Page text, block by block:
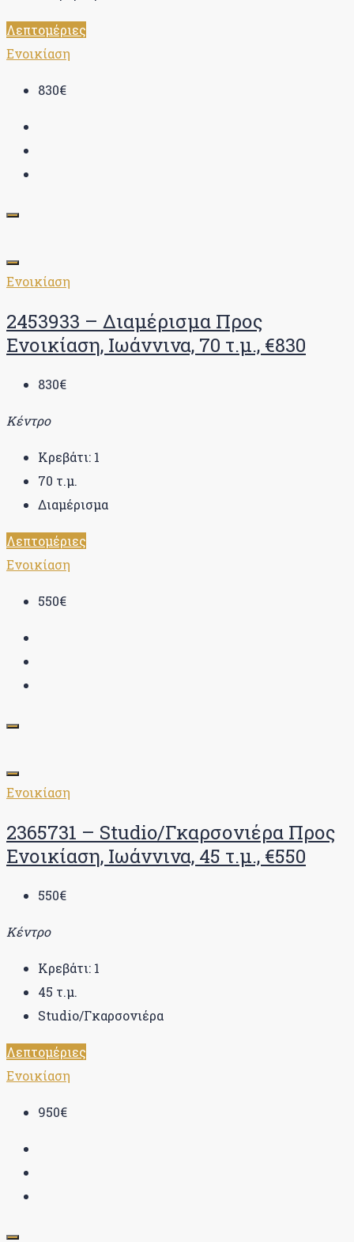
Λεπτομέριες
Ενοικίαση
830€
Ενοικίαση
2453933 – Διαμέρισμα Προς
Ενοικίαση, Ιωάννινα, 70 τ.μ., €830
830€
Κέντρο
Κρεβάτι: 1
70 τ.μ.
Διαμέρισμα
Λεπτομέριες
Ενοικίαση
550€
Ενοικίαση
2365731 – Studio/Γκαρσονιέρα Προς
Ενοικίαση, Ιωάννινα, 45 τ.μ., €550
550€
Κέντρο
Κρεβάτι: 1
45 τ.μ.
Studio/Γκαρσονιέρα
Λεπτομέριες
Ενοικίαση
950€